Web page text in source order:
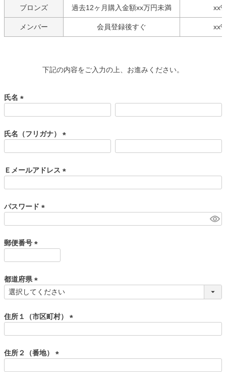
ブロンズ 過去12ヶ月購入金額xx万円未満 xx%
メンバー 会員登録後すぐ xx%
下記の内容をご入力の上、お進みください。
氏名
須
)
氏名（フリガナ）
須
)
Ｅメールアドレス
)
パスワード
)
郵便番号
須
)
都道府県
(
須
)
住所１（市区町村）
)
住所２（番地）